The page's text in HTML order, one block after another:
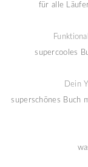
für alle
supercooles
Dein
superschönes Buch